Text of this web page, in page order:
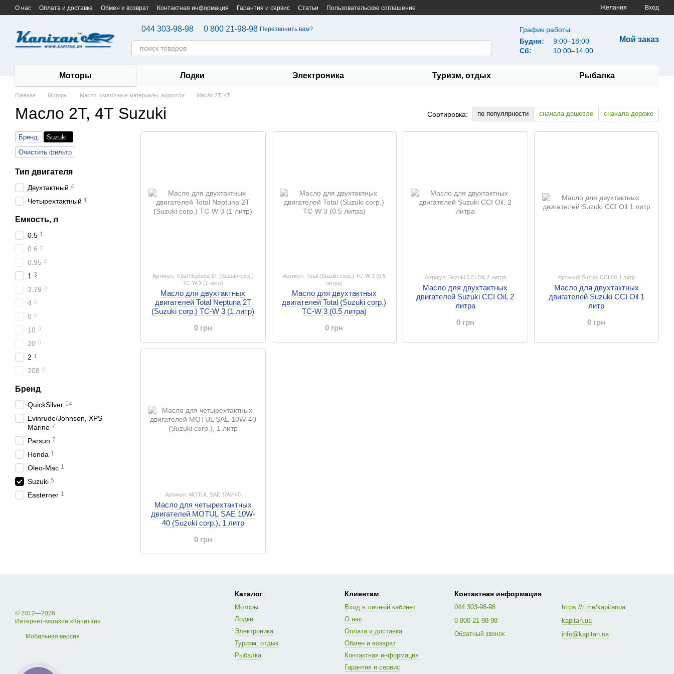
Перейти к основному контенту
О нас Оплата и доставка Обмен и возврат Контактная информация Гарантия и сервис Статьи Пользовательское соглашение Желания Вход
044 303-98-98 0 800 21-98-98 Перезвонить вам?
График работы:
Будни:
9:00–18:00
Сб:
10:00–14:00
Мой заказ
Моторы Лодки Электроника Туризм, отдых Рыбалка
Главная Моторы Масло, смазочные материалы, жидкости Масло 2Т, 4Т
Масло 2Т, 4Т Suzuki Сортировка: по популярности сначала дешевле сначала дороже
Артикул: Total Neptuna 2T (Suzuki corp.)
TC-W 3 (1 литр)
Масло для двухтактных
двигателей Total Neptuna 2T
(Suzuki corp.) TC-W 3 (1 литр)
0 грн
Артикул: Total (Suzuki corp.) TC-W 3 (0.5
литра)
Масло для двухтактных
двигателей Total (Suzuki corp.)
TC-W 3 (0.5 литра)
0 грн
Артикул: Suzuki CCI Oil, 2 литра
Масло для двухтактных
двигателей Suzuki CCI Oil, 2
литра
0 грн
Артикул: Suzuki CCI Oil 1 литр
Масло для двухтактных
двигателей Suzuki CCI Oil 1
литр
0 грн
Артикул: MOTUL SAE 10W-40
Масло для четырехтактных
двигателей MOTUL SAE 10W-
40 (Suzuki corp.), 1 литр
0 грн
Бренд:
Suzuki
Очистить фильтр
Тип двигателя
Двухтактный 4
Четырехтактный 1
Емкость, л
0.5 1
0.6 0
0.95 0
1 3
3.79 0
4 0
5 0
10 0
20 0
2 1
208 0
Бренд
QuickSilver 14
Evinrude/Johnson, XPS
Marine 7
Parsun 7
Honda 1
Oleo-Mac 1
Suzuki 5
Easterner 1
© 2012—2026
Интернет-магазин «Капитан»
Мобильная версия
Каталог
Моторы
Лодки
Электроника
Туризм, отдых
Рыбалка
Клиентам
Вход в личный кабинет
О нас
Оплата и доставка
Обмен и возврат
Контактная информация
Гарантия и сервис
Контактная информация
044 303-98-98
0 800 21-98-98
Обратный звонок
https://t.me/kapitanua
kapitan.ua
info@kapitan.ua